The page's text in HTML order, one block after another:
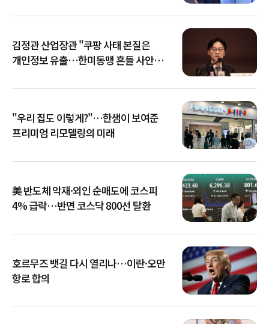
김정관 산업장관 "쿠팡 사태 본질은
개인정보 유출…한미동맹 흔들 사안
"우리 집도 이렇게?"…한샘이 보여준
프리미엄 리모델링의 미래
美 반도체 악재·외인 순매도에 코스피
4% 급락…반면 코스닥 800선 탈환
호르무즈 뱃길 다시 열리나…이란·오만
항로 합의